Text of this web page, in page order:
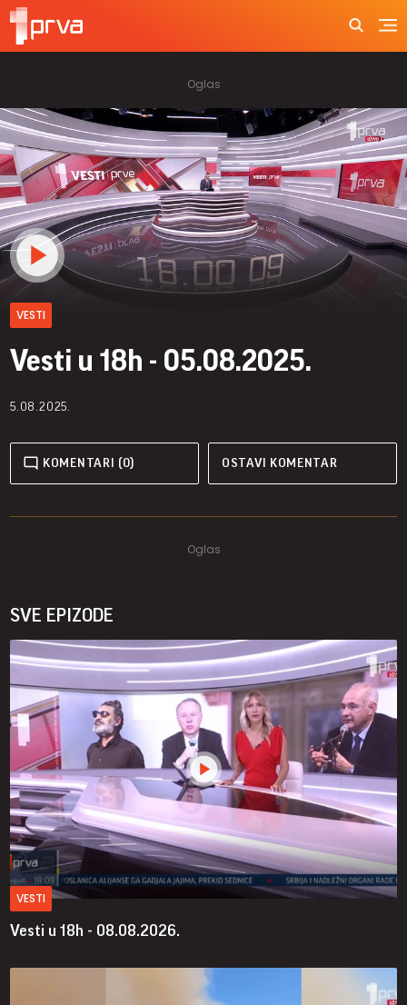
VESTI
Vesti u 18h - 05.08.2025.
5.08.2025.
KOMENTARI (0) OSTAVI KOMENTAR
SVE EPIZODE
VESTI
Vesti u 18h - 08.08.2026.